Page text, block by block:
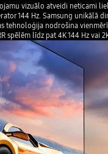
vizuālo atveidi neticami
144 Hz. Samsung unikālā
tehnoloģija nodrošina
spēlēm līdz pat 4K 144 Hz vai